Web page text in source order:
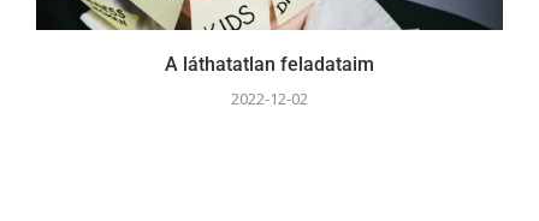
A láthatatlan feladataim
2022-12-02